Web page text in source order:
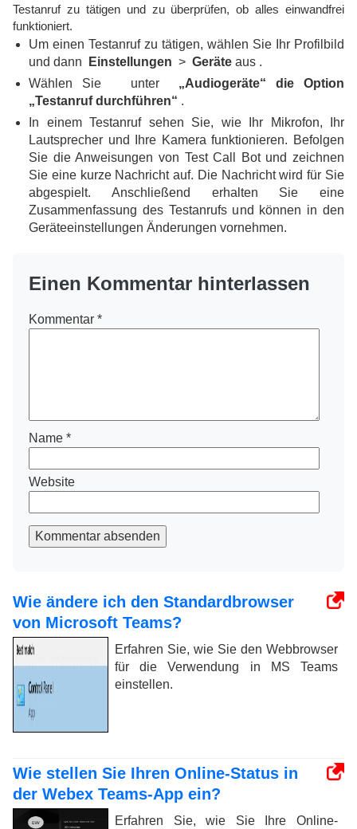
Testanruf zu tätigen und zu überprüfen, ob alles einwandfrei
funktioniert.
Um einen Testanruf zu tätigen, wählen Sie Ihr Profilbild
und dann
Einstellungen > Geräte aus .
Wählen Sie unter „Audiogeräte“ die Option
„Testanruf durchführen“ .
In einem Testanruf sehen Sie, wie Ihr Mikrofon, Ihr
Lautsprecher und Ihre Kamera funktionieren. Befolgen
Sie die Anweisungen von Test Call Bot und zeichnen
Sie eine kurze Nachricht auf. Die Nachricht wird für Sie
abgespielt. Anschließend erhalten Sie eine
Zusammenfassung des Testanrufs und können in den
Geräteeinstellungen Änderungen vornehmen.
Einen Kommentar hinterlassen
Kommentar *
Name *
Website
Kommentar absenden
Wie ändere ich den Standardbrowser
von Microsoft Teams?
Erfahren Sie, wie Sie den Webbrowser
für die Verwendung in MS Teams
einstellen.
Wie stellen Sie Ihren Online-Status in
der Webex Teams-App ein?
Erfahren Sie, wie Sie Ihre Online-